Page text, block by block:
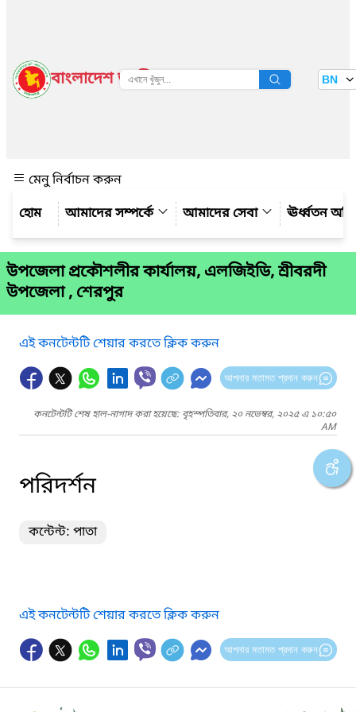
বাংলাদেশ জাতীয় তথ্য বাতায়ন BN
মেনু নির্বাচন করুন
আমাদের সম্পর্কে
আমাদের সেবা ঊর্ধ্বতন
উপজেলা প্রকৌশলীর কার্যালয়, এলজিইডি, শ্রীবরদী
উপজেলা , শেরপুর
এই কনটেন্টটি শেয়ার করতে ক্লিক করুন
আপনার মতামত প্রদান করুন
কনটেন্টটি শেষ হাল-নাগাদ করা হয়েছে: বৃহস্পতিবার, ২০ নভেম্বর, ২০২৫ এ ১০:৫০
AM
পরিদর্শন
কন্টেন্ট: পাতা
এই কনটেন্টটি শেয়ার করতে ক্লিক করুন
আপনার মতামত প্রদান করুন